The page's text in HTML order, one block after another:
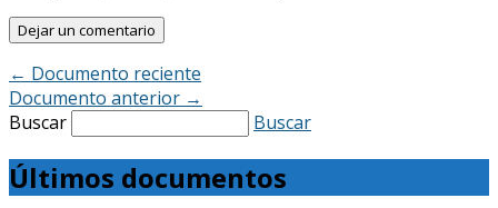
← Documento reciente
Documento anterior →
Buscar
Buscar
Últimos documentos